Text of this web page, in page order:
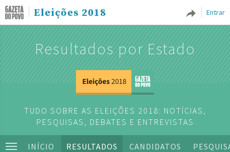
Entrar
Eleições 2018
Resultados por Estado
TUDO SOBRE AS ELEIÇÕES 2018: NOTÍCIAS,
PESQUISAS, DEBATES E ENTREVISTAS
INÍCIO RESULTADOS CANDIDATOS